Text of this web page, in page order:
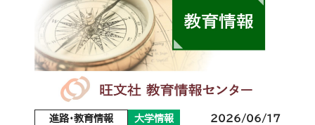
進路・教育情報 大学情報 2026/06/17